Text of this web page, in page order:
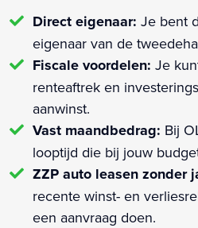
Direct eigenaar: Je bent
eigenaar van de
Fiscale voordelen: Je
renteaftrek en
aanwinst.
Vast maandbedrag: Bij
looptijd die bij jouw
ZZP auto leasen zonder
recente winst- en
een aanvraag doen.